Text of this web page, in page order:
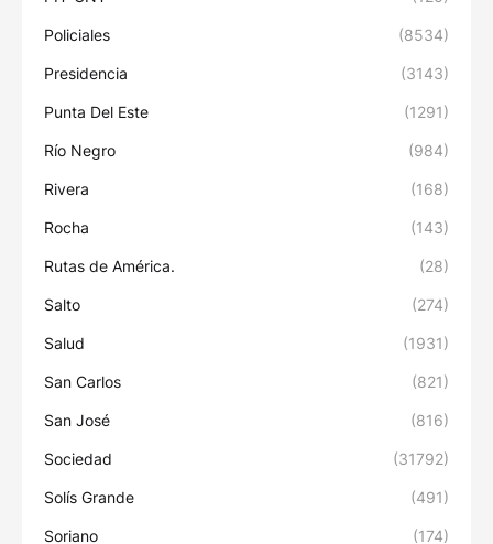
Policiales (8534)
Presidencia (3143)
Punta Del Este (1291)
Río Negro (984)
Rivera (168)
Rocha (143)
Rutas de América. (28)
Salto (274)
Salud (1931)
San Carlos (821)
San José (816)
Sociedad (31792)
Solís Grande (491)
Soriano (174)